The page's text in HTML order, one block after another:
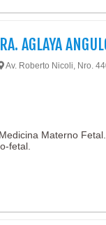
AGLAYA
Av. Roberto Nicoli, Nro.
Materno
fetal.